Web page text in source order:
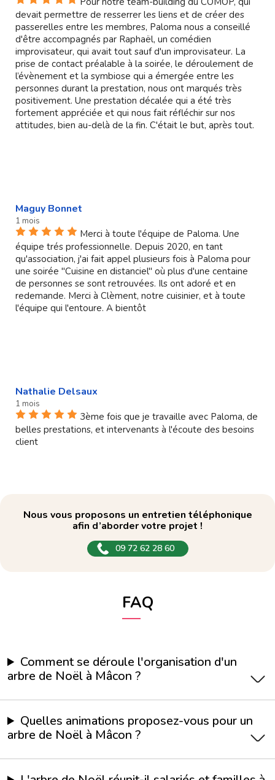
devait permettre de resserrer les liens et de créer des
passerelles entre les membres, Paloma nous a conseillé
d'être accompagnés par Raphaël, un comédien
improvisateur, qui avait tout sauf d'un improvisateur. La
prise de contact préalable à la soirée, le déroulement de
l’évènement et la symbiose qui a émergée entre les
personnes durant la prestation, nous ont marqués très
positivement. Une prestation décalée qui a été très
fortement appréciée et qui nous fait réfléchir sur nos
attitudes, bien au-delà de la fin. C'était le but, après tout.
Maguy Bonnet
1 mois
Merci à toute l'équipe de Paloma. Une
équipe trés professionnelle. Depuis 2020, en tant
qu'association, j'ai fait appel plusieurs fois à Paloma pour
une soirée "Cuisine en distanciel" où plus d'une centaine
de personnes se sont retrouvées. Ils ont adoré et en
redemande. Merci à Clèment, notre cuisinier, et à toute
l'équipe qui l'entoure. A bientôt
Nathalie Delsaux
1 mois
3ème fois que je travaille avec Paloma, de
belles prestations, et intervenants à l'écoute des besoins
client
Nous vous proposons un entretien téléphonique
afin d’aborder votre projet !
09 72 62 28 60
FAQ
Comment se déroule l'organisation d'un
arbre de Noël à Mâcon ?
Quelles animations proposez-vous pour un
arbre de Noël à Mâcon ?